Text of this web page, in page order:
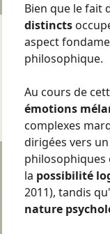
Bien que le fait
distincts
aspect
philosophique.
Au cours de
émotions
complexes
dirigées vers
philosophiques
la possibilité
2011), tandis
nature